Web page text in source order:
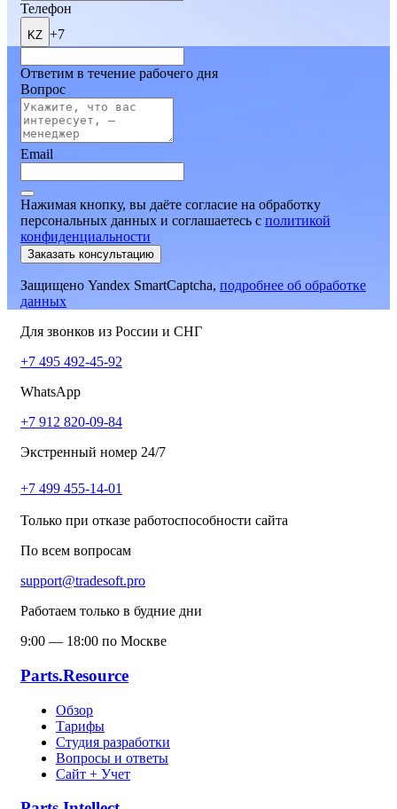
Телефон
KZ +7
Ответим в течение рабочего дня
Вопрос
Email
Нажимая кнопку, вы даёте согласие на обработку
персональных данных и соглашаетесь c политикой
конфиденциальности
Заказать консультацию
Защищено Yandex SmartCaptcha, подробнее об обработке
данных
Для звонков из России и СНГ
+7 495 492-45-92
WhatsApp
+7 912 820-09-84
Экстренный номер 24/7
+7 499 455-14-01
Только при отказе работоспособности сайта
По всем вопросам
support@tradesoft.pro
Работаем только в будние дни
9:00 — 18:00 по Москве
Parts.Resource
Обзор
Тарифы
Студия разработки
Вопросы и ответы
Сайт + Учет